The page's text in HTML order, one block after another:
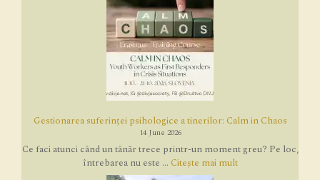
Gestionarea suferinței psihologice a tinerilor: Calm in Chaos
14 June 2026
Ce faci atunci când un tânăr trece printr-un moment greu? Pe loc,
întrebarea nu este ... Citește mai mult